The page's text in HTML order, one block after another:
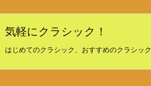
気軽にクラシック！
はじめてのクラシック、おすすめのクラシック